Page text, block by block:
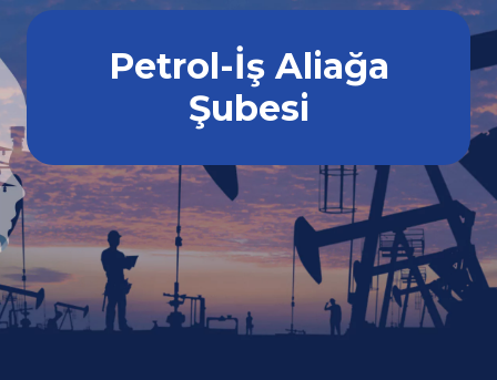
Petrol-İş Aliağa
Şubesi